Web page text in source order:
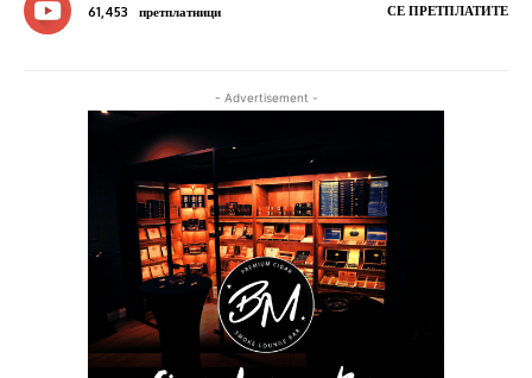
61,453 претплатници СЕ ПРЕТПЛАТИТЕ
- Advertisement -